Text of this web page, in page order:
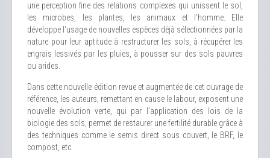
une perception fine des relations complexes qui unissent le sol,
les microbes, les plantes, les animaux et l’homme. Elle
développe l’usage de nouvelles espèces déjà sélectionnées par la
nature pour leur aptitude à restructurer les sols, à récupérer les
engrais lessivés par les pluies, à pousser sur des sols pauvres
ou arides.
Dans cette nouvelle édition revue et augmentée de cet ouvrage de
référence, les auteurs, remettant en cause le labour, exposent une
nouvelle évolution verte, qui par l’application des lois de la
biologie des sols, permet de restaurer une fertilité durable grâce à
des techniques comme le semis direct sous couvert, le BRF, le
compost, etc.